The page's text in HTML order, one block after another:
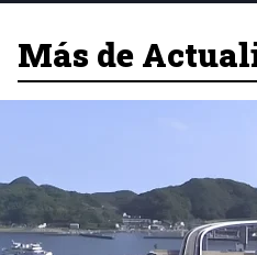
Más de